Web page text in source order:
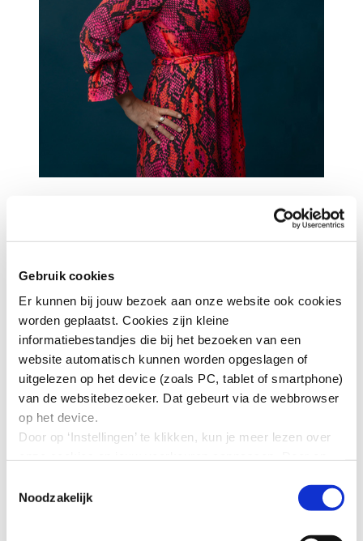
Gebruik cookies
Er kunnen bij jouw bezoek aan onze website ook cookies
worden geplaatst. Cookies zijn kleine
informatiebestandjes die bij het bezoeken van een
website automatisch kunnen worden opgeslagen of
uitgelezen op het device (zoals PC, tablet of smartphone)
van de websitebezoeker. Dat gebeurt via de webbrowser
op het device.
Door op ‘Instellingen’ te klikken, kun je meer lezen over
alle cookies zoals omschreven in onze cookieverklaring
in deze cookiebanner. Door op ‘Alleen noodzakelijke
Noodzakelijk
Hanne Buis